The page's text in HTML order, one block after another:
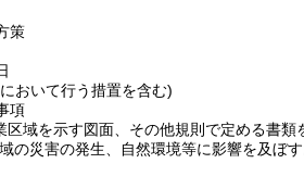
策
おいて行う措置を含む)
項
域を示す図面、その他規則で定める書類
の災害の発生、自然環境等に影響を及ぼ